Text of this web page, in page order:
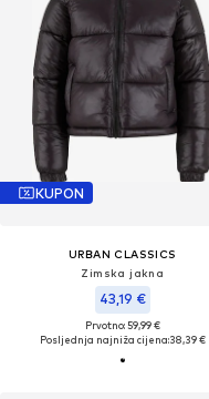
KUPON
URBAN CLASSICS
Zimska jakna
43,19 €
Prvotno: 59,99 €
Posljednja najniža cijena:38,39 €